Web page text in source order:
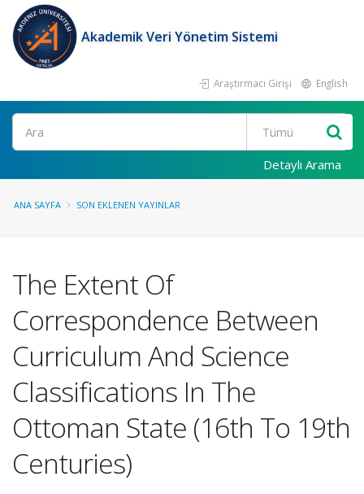
Akademik Veri Yönetim Sistemi
Araştırmacı Girişi English
Ara
Detaylı Arama
ANA SAYFA SON EKLENEN YAYINLAR
The Extent Of
Correspondence Between
Curriculum And Science
Classifications In The
Ottoman State (16th To 19th
Centuries)